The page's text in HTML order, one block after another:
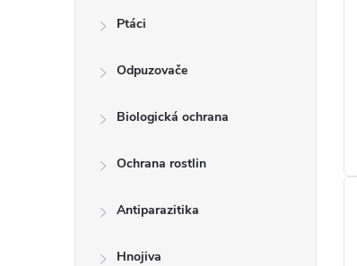
Ptáci
Odpuzovače
Biologická ochrana
Ochrana rostlin
Antiparazitika
Hnojiva